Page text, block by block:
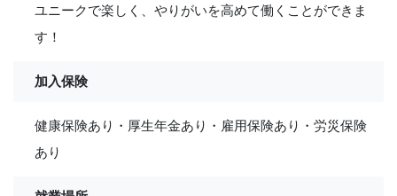
ユニークで楽しく、やりがいを高めて働くことができま
す！
加入保険
健康保険あり・厚生年金あり・雇用保険あり・労災保険
あり